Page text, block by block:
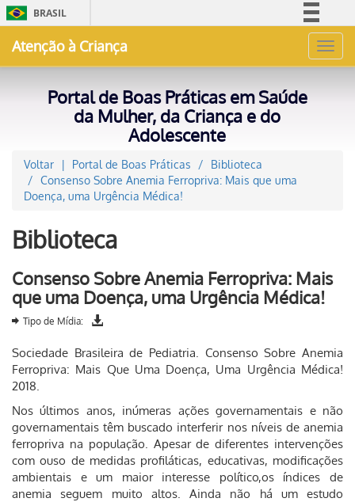
BRASIL
Acesso à informação
Atenção à Criança
Portal de Boas Práticas em Saúde
da Mulher, da Criança e do
Adolescente
Voltar Portal de Boas Práticas
Biblioteca
Consenso Sobre Anemia Ferropriva: Mais que uma
Doença, uma Urgência Médica!
Biblioteca
Consenso Sobre Anemia Ferropriva: Mais
que uma Doença, uma Urgência Médica!
Tipo de Mídia:
Sociedade Brasileira de Pediatria. Consenso Sobre Anemia
Ferropriva: Mais Que Uma Doença, Uma Urgência Médica!
2018.
Nos últimos anos, inúmeras ações governamentais e não
governamentais têm buscado interferir nos níveis de anemia
ferropriva na população. Apesar de diferentes intervenções
com ouso de medidas profiláticas, educativas, modificações
ambientais e um maior interesse político,os índices de
anemia seguem muito altos. Ainda não há um estudo